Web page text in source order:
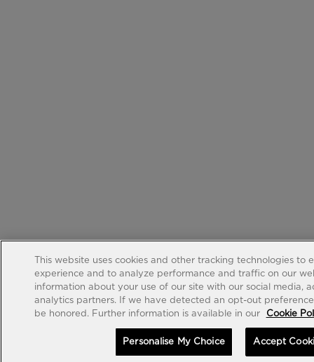
This website uses cookies and other tracking technologies to
experience and to analyze performance and traffic on our
information about your use of our site with our social media,
analytics partners. If we have detected an opt-out
be honored. Further information is available in our
Cookie
Personalise My Choice Accept